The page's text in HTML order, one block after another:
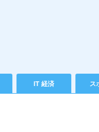
IT 経済 ス